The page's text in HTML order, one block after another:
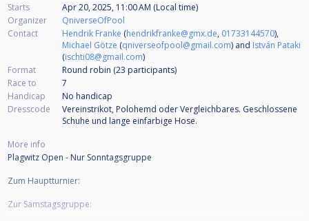
Starts
Apr 20, 2025, 11:00 AM (Local time)
Organizer
QniverseOfPool
Contact
Hendrik Franke (hendrikfranke@gmx.de, 01733144570),
Michael Götze (qniverseofpool@gmail.com) and István Pataki
(ischti08@gmail.com)
Format
Round robin (23 participants)
Race to
7
Handicap
No handicap
Dresscode
Vereinstrikot, Polohemd oder Vergleichbares. Geschlossene
Schuhe und lange einfarbige Hose.
More info
Plagwitz Open - Nur Sonntagsgruppe
Zum Hauptturnier:
Zur Samstagsgruppe: